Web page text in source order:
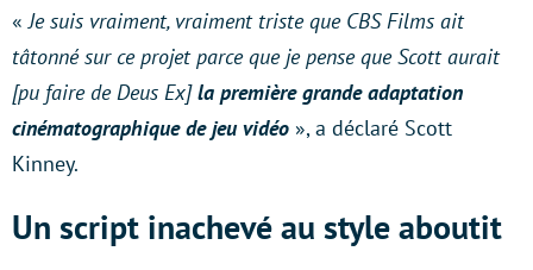
«Je suis vraiment, vraiment triste que CBS Films ait
tâtonné sur ce projet parce que je pense que Scott aurait
[pu faire de Deus Ex]la première grande adaptation
cinématographique de jeu vidéo », a déclaré Scott
Kinney.
Un script inachevé au style aboutit